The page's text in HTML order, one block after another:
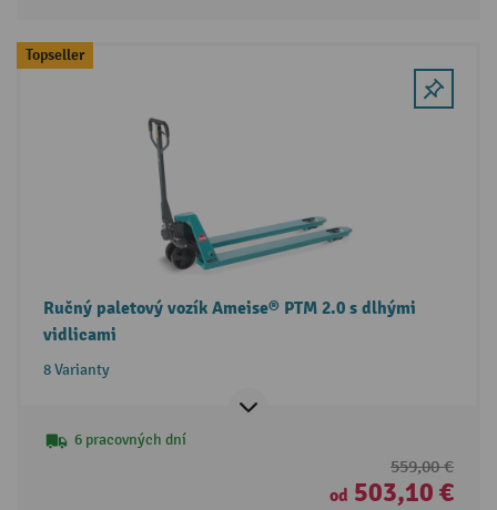
Topseller
Ručný paletový vozík Ameise® PTM 2.0 s dlhými
vidlicami
8 Varianty
6 pracovných dní
559,00 €
od 503,10 €